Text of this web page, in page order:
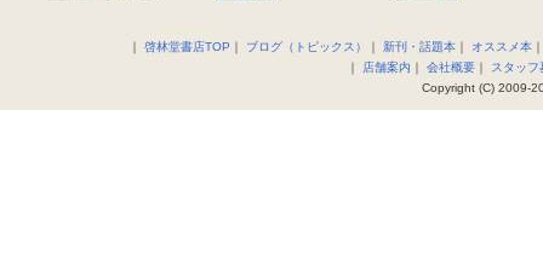
｜ 啓林堂書店TOP ｜ ブログ（トピックス） ｜ 新刊・話題本 ｜ オススメ本
｜ 店舗案内 ｜ 会社概要 ｜ スタッフ
Copyright (C) 2009-